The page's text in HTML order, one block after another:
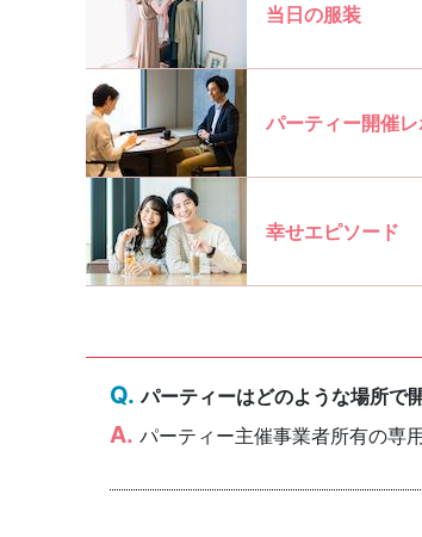
当日の服装
パーティー開催レ
幸せエピソード
パーティーはどのような場所で
パーティー主催事業者所有の専